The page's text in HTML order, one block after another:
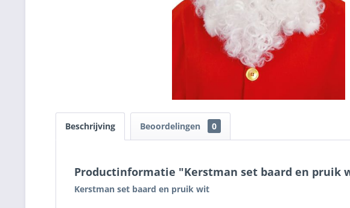
Beschrijving Beoordelingen 0
Productinformatie "Kerstman set baard en pruik
Kerstman set baard en pruik wit